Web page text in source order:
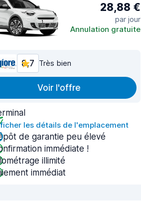
28,88 €
par jour
Annulation gratuite
8,7 Très bien
Voir l'offre
les détails de l'emplacement
de garantie peu élevé
immédiate !
illimité
immédiat